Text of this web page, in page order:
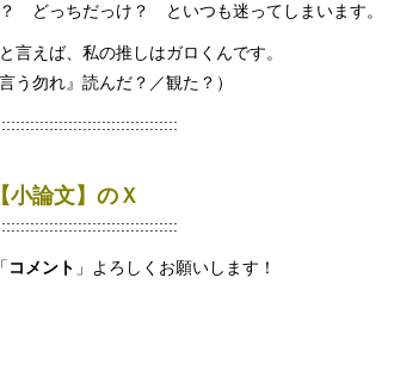
？ どっちだっけ？ といつも迷ってしまいます。
言えば、私の推しはガロくんです。
う勿れ』読んだ？／観た？）
小論文】のＸ
コメント 」よろしくお願いします！